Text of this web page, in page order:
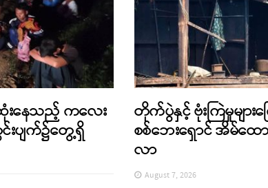
းနေသည့် ကလေး
ပျက်၌တွေ့ရှိ
တိုက်ပွဲနှင့် ဗုံးကြဲမှုမျာ
စစ်ဘေးရှောင် အိမ်ထော
လာ
August 7, 2026